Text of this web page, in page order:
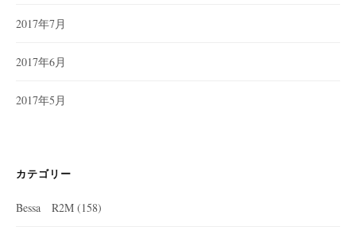
2017年7月
2017年6月
2017年5月
カテゴリー
Bessa R2M (158)